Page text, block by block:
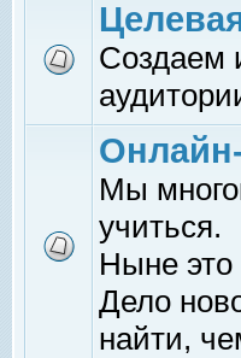
Создаем
Мы
учиться.
Ныне это
Дело
найти,